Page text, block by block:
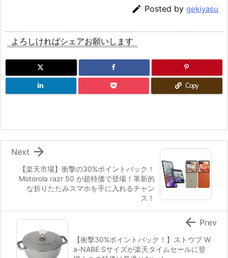
 Posted by gekiyasu
よろしければシェアお願いします
Copy
【楽天市場】衝撃の30%ポイントバック！
Motorola razr 50 が超特価で登場！革新的
な折りたたみスマホを手に入れるチャン
ス！

Next
【衝撃30%ポイントバック！】ストウブ W
a-NABE Sサイズが楽天タイムセールに登
 Prev